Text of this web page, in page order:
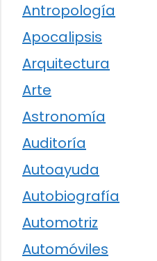
Antropología
Apocalipsis
Arquitectura
Arte
Astronomía
Auditoría
Autoayuda
Autobiografía
Automotriz
Automóviles